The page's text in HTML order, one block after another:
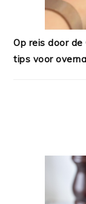
Op reis door de
tips voor